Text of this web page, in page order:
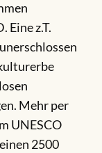
Eine z.T.
Mehr per
UNESCO
2500